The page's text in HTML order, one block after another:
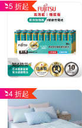
5 折起
4 折起